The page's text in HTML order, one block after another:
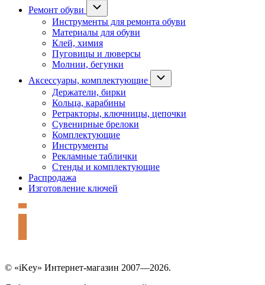
Ремонт обуви
Инструменты для ремонта обуви
Материалы для обуви
Клей, химия
Пуговицы и люверсы
Молнии, бегунки
Аксессуары, комплектующие
Держатели, бирки
Кольца, карабины
Ретракторы, ключницы, цепочки
Сувенирные брелоки
Комплектующие
Инструменты
Рекламные таблички
Стенды и комплектующие
Распродажа
Изготовление ключей
© «iKey» Интернет-магазин 2007—2026.